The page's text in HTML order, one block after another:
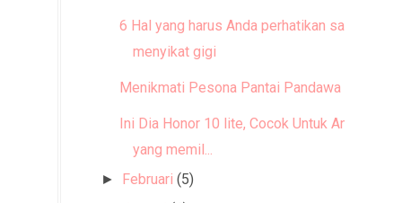
6 Hal yang harus Anda perhatikan saat
menyikat gigi
Menikmati Pesona Pantai Pandawa Bali
Ini Dia Honor 10 lite, Cocok Untuk Anda
yang memil...
► Februari (5)